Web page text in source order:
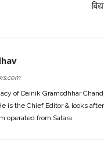
of Dainik Gramodhhar
is the Chief Editor & looks
operated from Satara.